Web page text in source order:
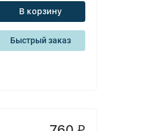
В корзину
Быстрый заказ